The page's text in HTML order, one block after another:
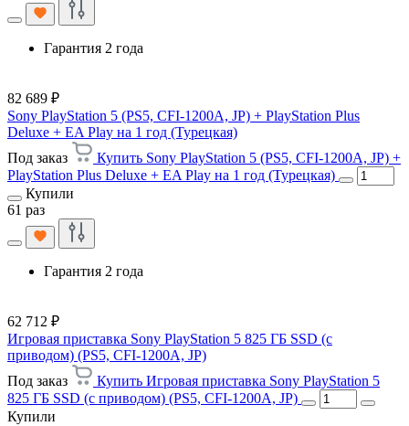
Гарантия 2 года
82 689 ₽
Sony PlayStation 5 (PS5, CFI-1200A, JP) + PlayStation Plus
Deluxe + EA Play на 1 год (Турецкая)
Под заказ
Купить Sony PlayStation 5 (PS5, CFI-1200A, JP) +
PlayStation Plus Deluxe + EA Play на 1 год (Турецкая)
Купили
61 раз
Гарантия 2 года
62 712 ₽
Игровая приставка Sony PlayStation 5 825 ГБ SSD (c
приводом) (PS5, CFI-1200A, JP)
Под заказ
Купить Игровая приставка Sony PlayStation 5
825 ГБ SSD (c приводом) (PS5, CFI-1200A, JP)
Купили